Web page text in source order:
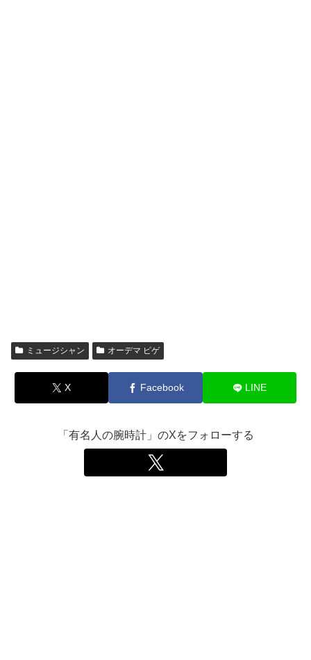
ミュージシャン オーデマ ピゲ
X Facebook LINE
「有名人の腕時計」のXをフォローする